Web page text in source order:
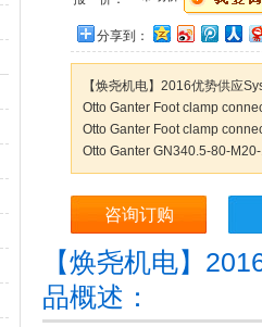
分享到：
【焕尧机电】2016优势供应
Otto Ganter Foot clamp
Otto Ganter Foot clamp
Otto Ganter GN340.5-80-
咨询订购
【焕尧机电】
品概述：